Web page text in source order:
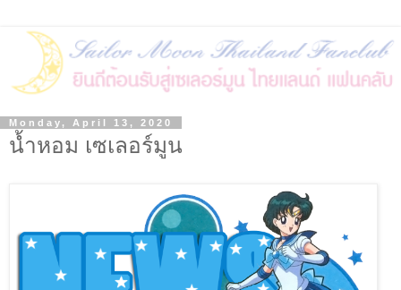
Monday, April 13, 2020
น้ำหอม เซเลอร์มูน